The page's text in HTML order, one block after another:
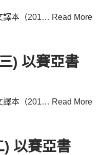
譯本（201… Read More
) 以賽亞書
譯本（201… Read More
) 以賽亞書